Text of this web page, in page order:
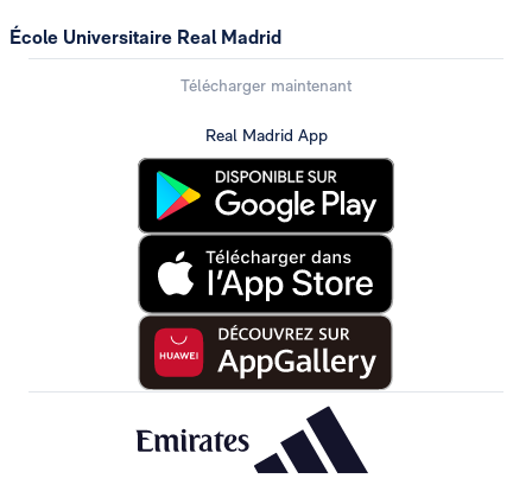
École Universitaire Real Madrid
Télécharger maintenant
Real Madrid App